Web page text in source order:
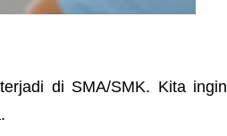
di SMA/SMK. Kita ingin